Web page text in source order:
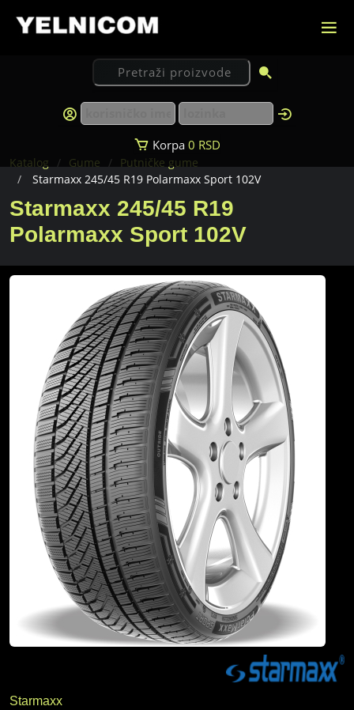
Korpa 0 RSD
Katalog Gume
Putničke gume
Starmaxx 245/45 R19 Polarmaxx Sport 102V
Starmaxx 245/45 R19
Polarmaxx Sport 102V
Starmaxx